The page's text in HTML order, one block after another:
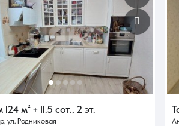
20:00
124 м² + 11.5 сот., 2 эт.
ул. Родниковая